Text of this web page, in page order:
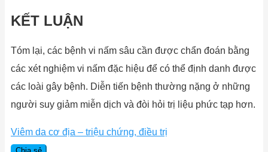
KẾT LUẬN
Tóm lại, các bệnh vi nấm sâu cần được chẩn đoán bằng
các xét nghiệm vi nấm đặc hiệu để có thể định danh được
các loài gây bệnh. Diễn tiến bệnh thường nặng ở những
người suy giảm miễn dịch và đòi hỏi trị liệu phức tạp hơn.
Viêm da cơ địa – triệu chứng, điều trị